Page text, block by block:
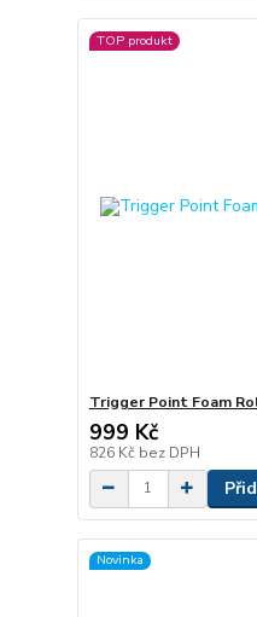
TOP produkt
Trigger Point Foam
999 Kč
826 Kč bez DPH
Novinka